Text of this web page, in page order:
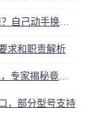
LG滚筒洗衣机门边漏水怎么修？自己动手换密封圈教程视频
求和职责解析
冰箱突现EE33！寒冬救星罢工，专家揭秘竟是无解故障？
，部分型号支持